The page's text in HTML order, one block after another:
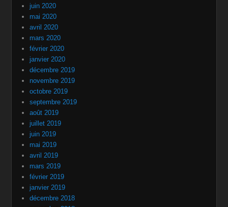
juin 2020
mai 2020
avril 2020
mars 2020
février 2020
janvier 2020
décembre 2019
novembre 2019
octobre 2019
septembre 2019
août 2019
juillet 2019
juin 2019
mai 2019
avril 2019
mars 2019
février 2019
janvier 2019
décembre 2018